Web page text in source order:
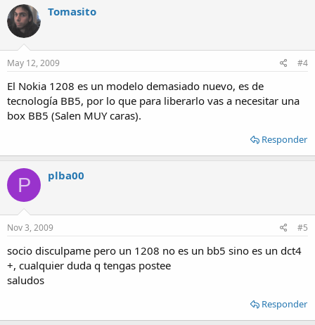
Tomasito
May 12, 2009 #4
El Nokia 1208 es un modelo demasiado nuevo, es de
tecnología BB5, por lo que para liberarlo vas a necesitar una
box BB5 (Salen MUY caras).
Responder
P plba00
Nov 3, 2009 #5
socio disculpame pero un 1208 no es un bb5 sino es un dct4
+, cualquier duda q tengas postee
saludos
Responder